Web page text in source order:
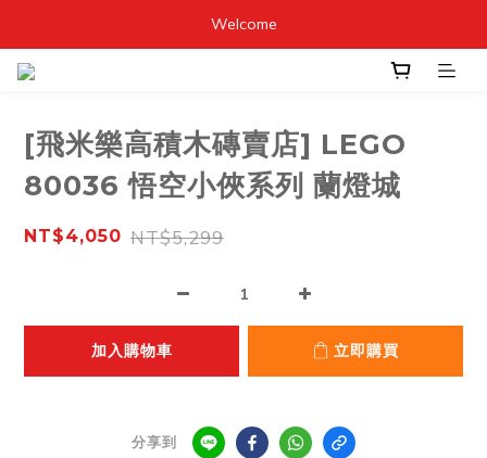
Welcome
[飛米樂高積木磚賣店] LEGO
80036 悟空小俠系列 蘭燈城
NT$4,050 NT$5,299
加入購物車 立即購買
分享到